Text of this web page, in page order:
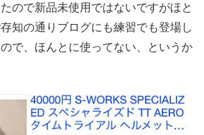
ので新品未使用ではないですがほと
知の通りブログにも練習でも登場し
で、ほんとに使ってない、というか